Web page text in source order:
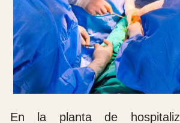
Hemos implantado un sistema informático
de historias clínicas gracias a la inestimable
colaboración de Salesforce. El sistema
permite integrar fotografías de las Rx y de
los pacientes, así como videos. Es un
sistema accesible desde cualquier parte del
conexión a Internet 4G.